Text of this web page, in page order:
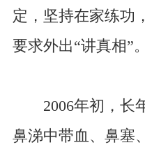
定，坚持在家练功
要求外出“讲真相”。
2006年初，长
鼻涕中带血、鼻塞